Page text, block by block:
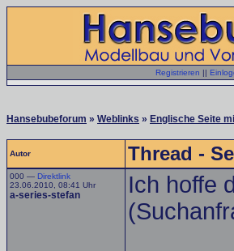
Registrieren ||
Hansebubeforum » Weblinks » Englische Seite
Autor Thread -
000 — Direktlink
23.06.2010, 08:41 Uhr
a-series-stefan
Ich hoffe